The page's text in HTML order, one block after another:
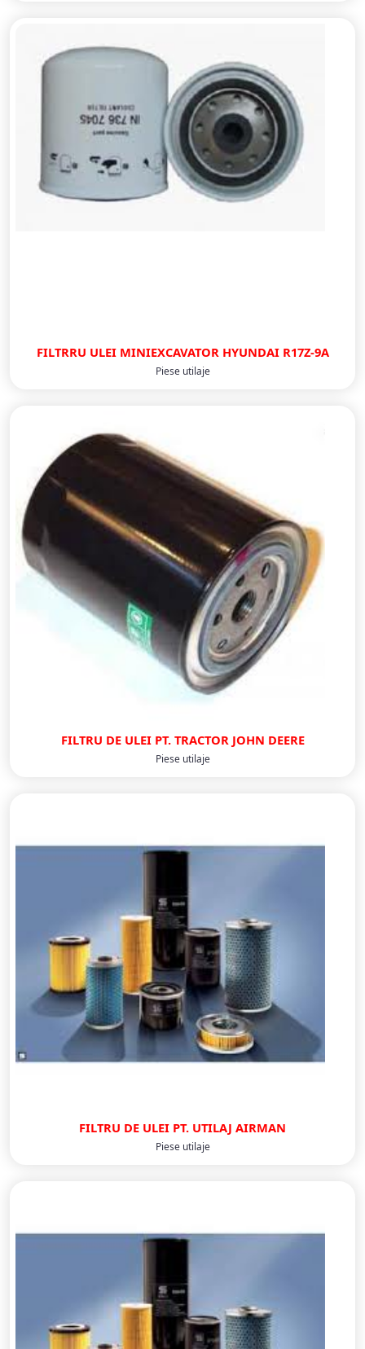
FILTRRU ULEI MINIEXCAVATOR HYUNDAI R17Z-9A
Piese utilaje
FILTRU DE ULEI PT. TRACTOR JOHN DEERE
Piese utilaje
FILTRU DE ULEI PT. UTILAJ AIRMAN
Piese utilaje